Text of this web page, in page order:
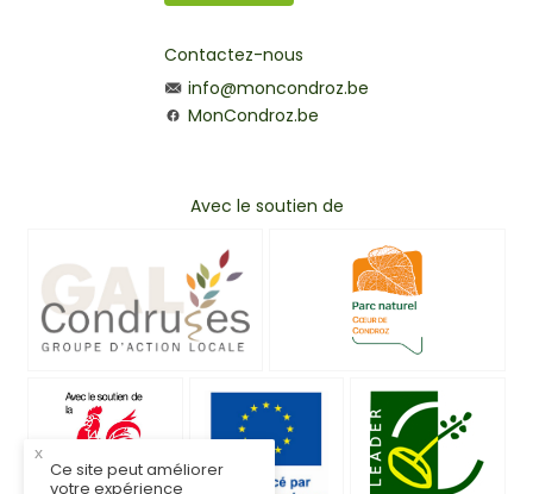
Contactez-nous
info@moncondroz.be
MonCondroz.be
Avec le soutien de
x
Ce site peut améliorer
votre expérience